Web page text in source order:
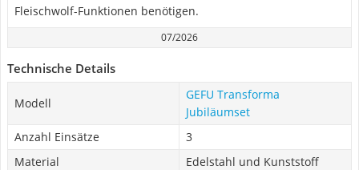
Fleischwolf-Funktionen benötigen.
07/2026
Technische Details
Modell
GEFU Transforma
Jubiläumset
Anzahl Einsätze
3
Material
Edelstahl und Kunststoff